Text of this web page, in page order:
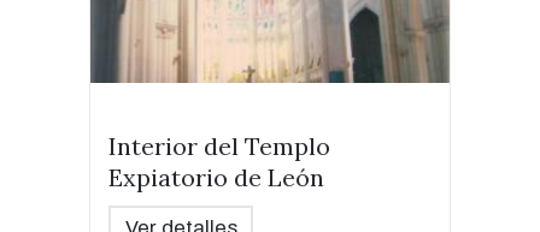
Interior del Templo
Expiatorio de León